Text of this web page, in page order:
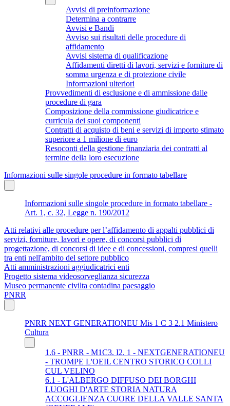
Avvisi di preinformazione
Determina a contrarre
Avvisi e Bandi
Avviso sui risultati delle procedure di
affidamento
Avvisi sistema di qualificazione
Affidamenti diretti di lavori, servizi e forniture di
somma urgenza e di protezione civile
Informazioni ulteriori
Provvedimenti di esclusione e di ammissione dalle
procedure di gara
Composizione della commissione giudicatrice e
curricula dei suoi componenti
Contratti di acquisto di beni e servizi di importo stimato
superiore a 1 milione di euro
Resoconti della gestione finanziaria dei contratti al
termine della loro esecuzione
Informazioni sulle singole procedure in formato tabellare
Informazioni sulle singole procedure in formato tabellare -
Art. 1, c. 32, Legge n. 190/2012
Atti relativi alle procedure per l’affidamento di appalti pubblici di
servizi, forniture, lavori e opere, di concorsi pubblici di
progettazione, di concorsi di idee e di concessioni, compresi quelli
tra enti nell'ambito del settore pubblico
Atti amministrazioni aggiudicatrici enti
Progetto sistema videosorveglianza sicurezza
Museo permanente civilta contadina paesaggio
PNRR
PNRR NEXT GENERATIONEU Mis 1 C 3 2.1 Ministero
Cultura
1.6 - PNRR - M1C3. I2. 1 - NEXTGENERATIONEU
- TROMPE L'OEIL CENTRO STORICO COLLI
CUL VELINO
6.1 - L'ALBERGO DIFFUSO DEI BORGHI
LUOGHI D'ARTE STORIA NATURA
ACCOGLIENZA CUORE DELLA VALLE SANTA